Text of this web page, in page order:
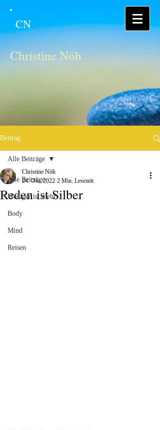
CN
Christine Nöh
Beitrag
Alle Beiträge
Weniger ist mehr
Body
Mind
Reisen
Alle Beiträge
Reden ist Silber
Christine Nöh
24. Okt. 2022 2 Min. Lesezeit